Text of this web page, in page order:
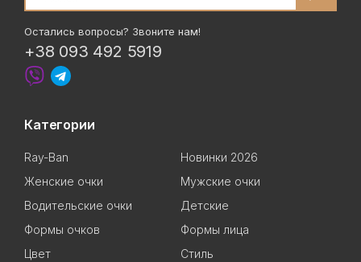
Остались вопросы? Звоните нам!
+38 093 492 5919
Категории
Ray-Ban
Новинки 2026
Женские очки
Мужские очки
Водительские очки
Детские
Формы очков
Формы лица
Цвет
Стиль